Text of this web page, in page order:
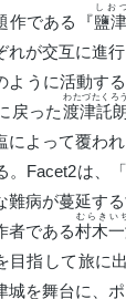
作である『鹽
しお
れが交互に進
ように活動す
戻った渡津託
わたづたくろう
によって覆わ
。Facet2は、「
難病が蔓延す
者である村木
むらきい
目指して旅に
城を舞台に、